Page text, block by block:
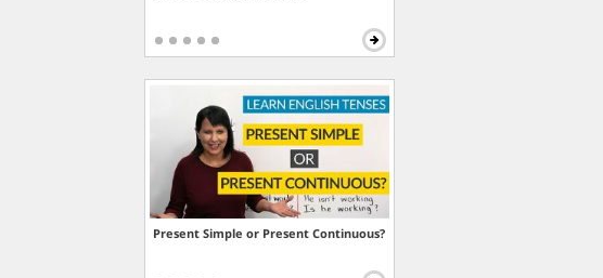
Present Simple or Present Continuous?